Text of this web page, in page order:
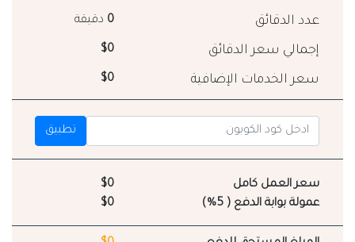
عدد الدقائق 0 دقيقة
إجمالي سعر الدقائق $0
سعر الخدمات الإضافية $0
تطبيق
سعر العمل كامل
$0
عمولة بوابة الدفع ( 5%)
$0